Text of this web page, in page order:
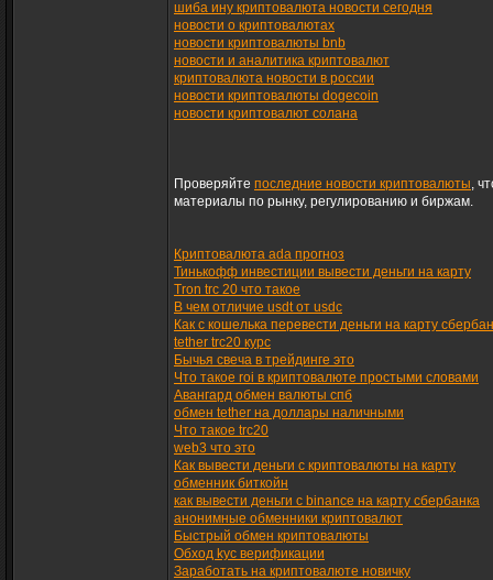
шиба ину криптовалюта новости сегодня
новости о криптовалютах
новости криптовалюты bnb
новости и аналитика криптовалют
криптовалюта новости в россии
новости криптовалюты dogecoin
новости криптовалют солана
Проверяйте последние новости криптовалюты,
материалы по рынку, регулированию и биржам.
Криптовалюта ada прогноз
Тинькофф инвестиции вывести деньги на карту
Tron trc 20 что такое
В чем отличие usdt от usdc
Как с кошелька перевести деньги на карту
tether trc20 курс
Бычья свеча в трейдинге это
Что такое roi в криптовалюте простыми словами
Авангард обмен валюты спб
обмен tether на доллары наличными
Что такое trc20
web3 что это
Как вывести деньги с криптовалюты на карту
обменник биткойн
как вывести деньги с binance на карту сбербанка
анонимные обменники криптовалют
Быстрый обмен криптовалюты
Обход kyc верификации
Заработать на криптовалюте новичку